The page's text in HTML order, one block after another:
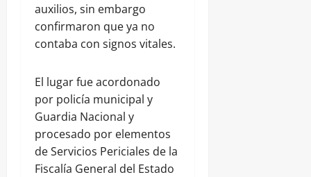
auxilios, sin embargo
confirmaron que ya no
contaba con signos vitales.
El lugar fue acordonado
por policía municipal y
Guardia Nacional y
procesado por elementos
de Servicios Periciales de la
Fiscalía General del Estado